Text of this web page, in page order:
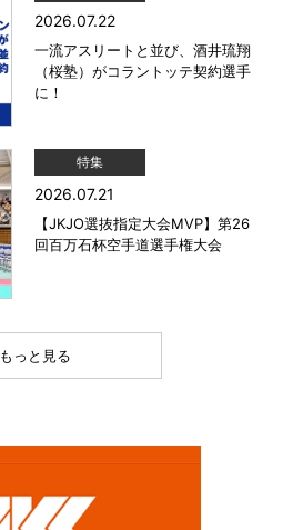
2026.07.22
一流アスリートと並び、酒井琉翔
（桜塾）がコラントッテ契約選手
に！
特集
2026.07.21
【JKJO選抜指定大会MVP】第26
回百万石杯空手道選手権大会
もっと見る